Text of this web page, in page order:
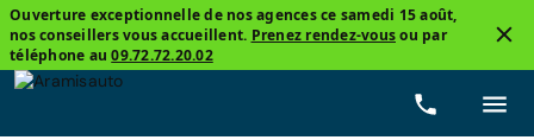
Ouverture exceptionnelle de nos agences ce samedi 15 août,
nos conseillers vous accueillent. Prenez rendez-vousou par
téléphone au09.72.72.20.02